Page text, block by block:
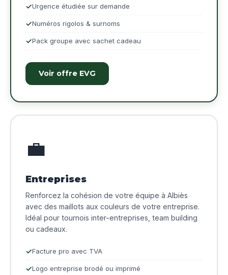
Urgence étudiée sur demande
Numéros rigolos & surnoms
Pack groupe avec sachet cadeau
Voir offre EVG
💼
Entreprises
Renforcez la cohésion de votre équipe à Albiès
avec des maillots aux couleurs de votre entreprise.
Idéal pour tournois inter-entreprises, team building
ou cadeaux.
Facture pro avec TVA
Logo entreprise brodé ou imprimé